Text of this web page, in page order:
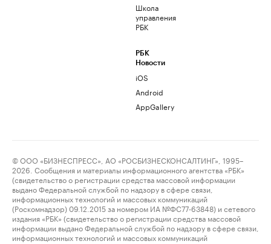
Школа
управления
РБК
РБК
Новости
iOS
Android
AppGallery
© ООО «БИЗНЕСПРЕСС», АО «РОСБИЗНЕСКОНСАЛТИНГ», 1995–
2026. Сообщения и материалы информационного агентства «РБК»
(свидетельство о регистрации средства массовой информации
выдано Федеральной службой по надзору в сфере связи,
информационных технологий и массовых коммуникаций
(Роскомнадзор) 09.12.2015 за номером ИА №ФС77-63848) и сетевого
издания «РБК» (свидетельство о регистрации средства массовой
информации выдано Федеральной службой по надзору в сфере связи,
информационных технологий и массовых коммуникаций